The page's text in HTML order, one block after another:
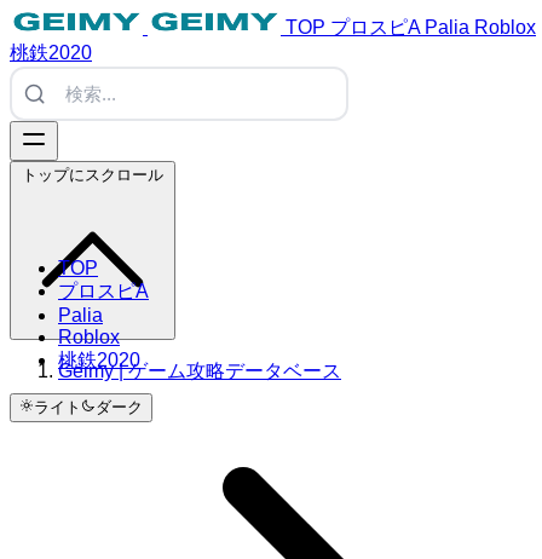
TOP プロスピA Palia Roblox
桃鉄2020
TOP
プロスピA
Palia
Roblox
桃鉄2020
ライト ダーク
トップにスクロール
Geimy | ゲーム攻略データベース